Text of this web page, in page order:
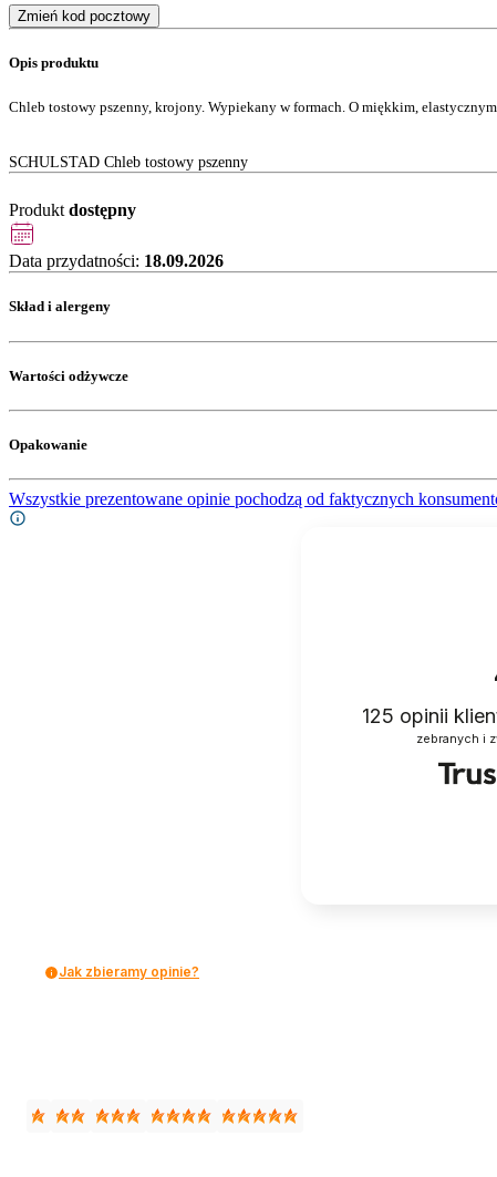
Zmień kod pocztowy
Opis produktu
Chleb tostowy pszenny, krojony. Wypiekany w formach. O miękkim,
SCHULSTAD Chleb tostowy pszenny
Produkt dostępny
Data przydatności: 18.09.2026
Skład i alergeny
Wartości odżywcze
Opakowanie
Wszystkie prezentowane opinie pochodzą od faktycznych
125 opinii
zebranych i
Jak zbieramy opinie?